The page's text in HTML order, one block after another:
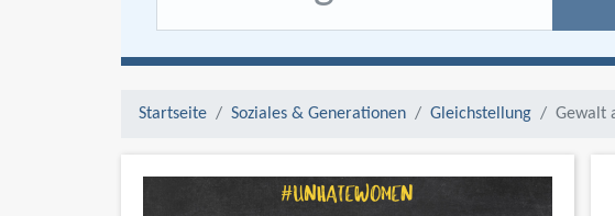
Startseite Soziales & Generationen Gleichstellung Gewalt